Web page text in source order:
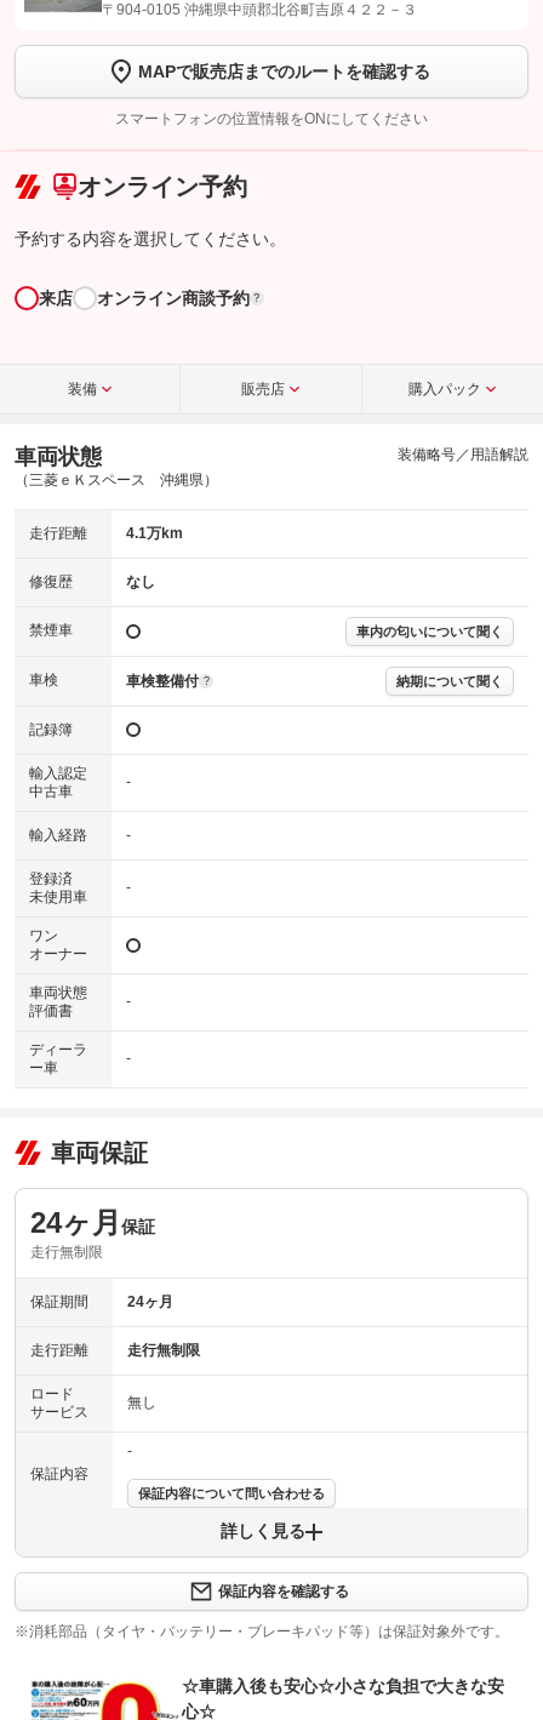
【STEP1】認証画面でグーネットを友だち追加してから「許可する」ボタンを押
トーク画面で
ボタンをタップして問い合わせを
完了してください。
こちら
〒904-0105 沖縄県中頭郡北谷町吉原４２２－３
MAPで販売店までのルートを確認する
スマートフォンの位置情報をONにしてください
オンライン予約
予約する内容を選択してください。
来店 オンライン商談予約 ?
装備 販売店 購入パック
車両状態
（三菱ｅＫスペース 沖縄県）
装備略号／用語解説
走行距離 4.1万km
修復歴 なし
禁煙車 車内の匂いについて聞く
車検 車検整備付 ? 納期について聞く
記録簿
輸入認定
中古車
-
輸入経路 -
登録済
未使用車
-
ワン
オーナー
車両状態
評価書
-
ディーラ
ー車
-
車両保証
24ヶ月 保証
走行無制限
保証期間 24ヶ月
走行距離 走行無制限
ロード
サービス
無し
保証内容
-
保証内容について問い合わせる
上限金額
免責金 無し
詳しく見る
保証内容を確認する
※消耗部品（タイヤ・バッテリー・ブレーキパッド等）は保証対象外です。
☆車購入後も安心☆小さな負担で大きな安
心☆